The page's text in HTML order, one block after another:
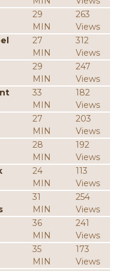
29
MIN
263
Views
27
MIN
312
Views
29
MIN
247
Views
33
MIN
182
Views
27
MIN
203
Views
28
MIN
192
Views
24
MIN
113
Views
31
MIN
254
Views
36
MIN
241
Views
35
MIN
173
Views